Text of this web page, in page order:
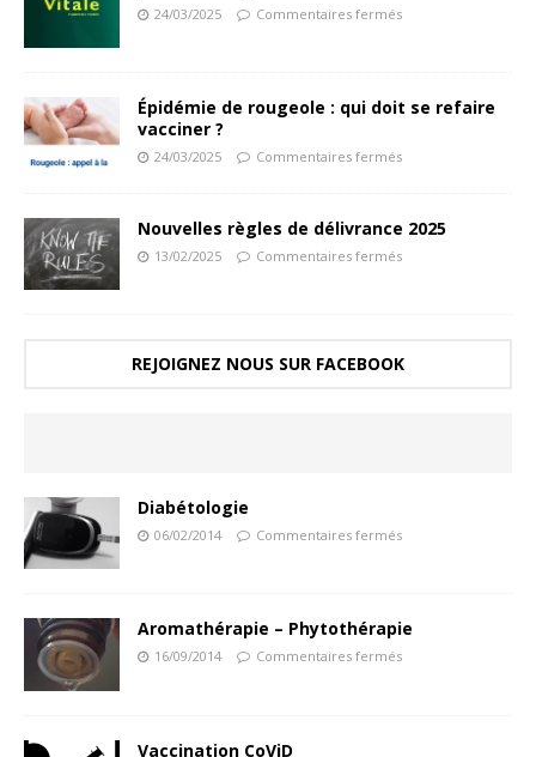
24/03/2025 Commentaires fermés
Épidémie de rougeole : qui doit se refaire
vacciner ?
24/03/2025 Commentaires fermés
Nouvelles règles de délivrance 2025
13/02/2025 Commentaires fermés
REJOIGNEZ NOUS SUR FACEBOOK
Diabétologie
06/02/2014 Commentaires fermés
Aromathérapie – Phytothérapie
16/09/2014 Commentaires fermés
Vaccination CoViD